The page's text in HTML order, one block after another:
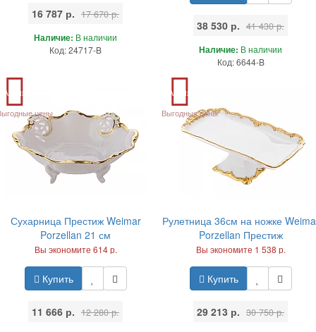
16 787 р. 17 670 р.
Наличие: В наличии
Код: 24717-B
38 530 р. 41 430 р.
Наличие: В наличии
Код: 6644-B
Акция
цены
Сухарница Престиж Weimar
Porzellan 21 см
Вы экономите 614 р.
Купить
11 666 р. 12 280 р.
Акция
Выгодные цены
Рулетница 36см на ножке
Porzellan Престиж
Вы экономите 1 538 р.
Купить
29 213 р. 30 750 р.